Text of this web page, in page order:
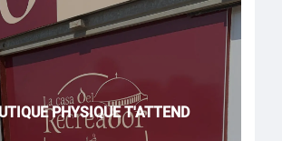
PHYSIQUE T'ATTEND